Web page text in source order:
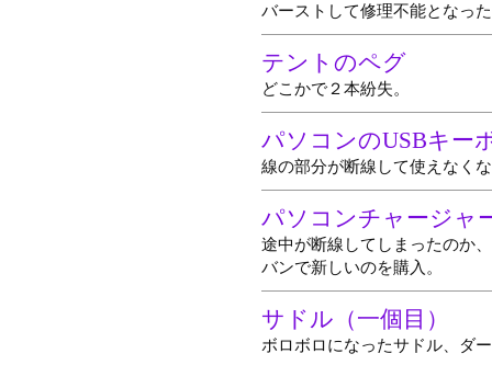
バーストして修理不能となっ
テントのペグ
どこかで２本紛失。
パソコンのUSBキー
線の部分が断線して使えなく
パソコンチャージャ
途中が断線してしまったのか
バンで新しいのを購入。
サドル（一個目）
ボロボロになったサドル、ダ